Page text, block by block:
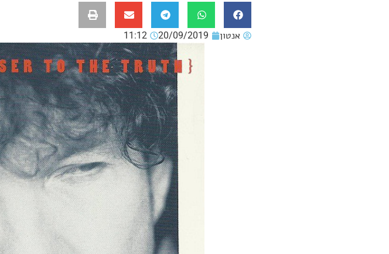
אנטון 20/09/2019
11:12